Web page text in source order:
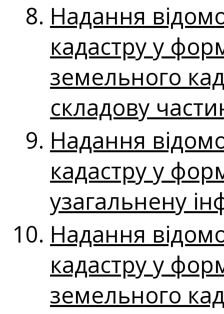
Надання
кадастру у
земельного
складову
Надання
кадастру у
узагальнену
Надання
кадастру у
земельного